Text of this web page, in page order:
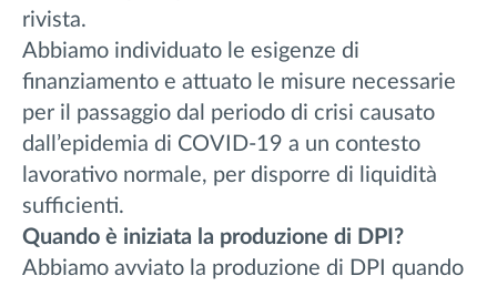
rivista.
Abbiamo individuato le esigenze di
finanziamento e attuato le misure necessarie
per il passaggio dal periodo di crisi causato
dall’epidemia di COVID-19 a un contesto
lavorativo normale, per disporre di liquidità
sufficienti.
Quando è iniziata la produzione di DPI?
Abbiamo avviato la produzione di DPI quando